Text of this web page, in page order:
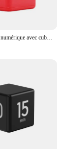
Mini minuterie numérique avec cube de productivité, capteur de gravité, affichage LED rabattable, 4 temps préréglés, modes touristes, compte à rebours, cuisine, étude